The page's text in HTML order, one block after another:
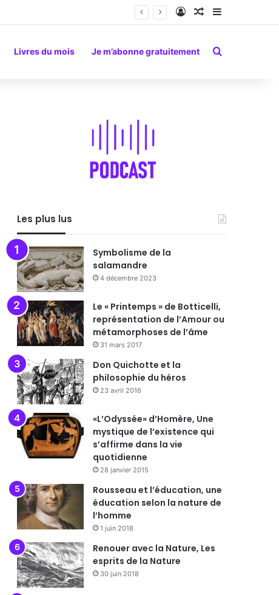
Connexion
Article Aléatoire
Sidebar
Livres du mois Je m’abonne gratuitement Rechercher
Les plus lus
Symbolisme de la
salamandre
4 décembre 2023
Le « Printemps » de Botticelli,
représentation de l’Amour ou
métamorphoses de l’âme
31 mars 2017
Don Quichotte et la
philosophie du héros
23 avril 2016
«L’Odyssée» d’Homère, Une
mystique de l’existence qui
s’affirme dans la vie
quotidienne
28 janvier 2015
Rousseau et l’éducation, une
éducation selon la nature de
l’homme
1 juin 2018
Renouer avec la Nature, Les
esprits de la Nature
30 juin 2018